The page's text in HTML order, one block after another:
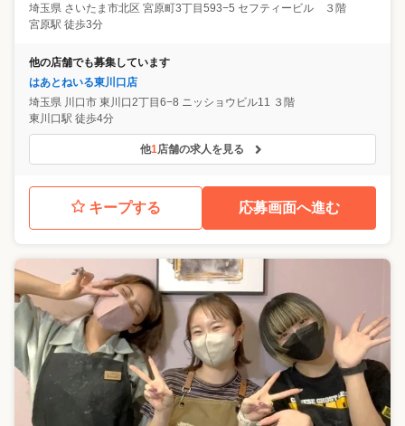
埼玉県 さいたま市北区 宮原町3丁目593−5 セフティービル ３階
宮原駅 徒歩3分
他の店舗でも募集しています
はあとねいる東川口店
埼玉県 川口市 東川口2丁目6−8 ニッショウビル11 ３階
東川口駅 徒歩4分
他1店舗の求人を見る
キープする 応募画面へ進む